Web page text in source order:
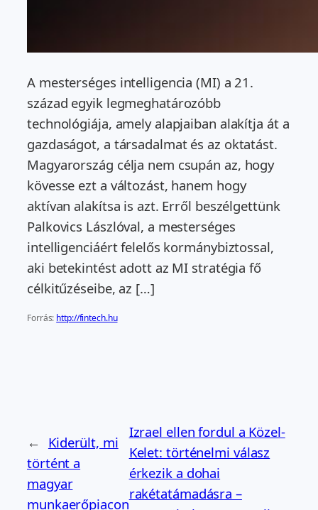
A mesterséges intelligencia (MI) a 21.
század egyik legmeghatározóbb
technológiája, amely alapjaiban alakítja át a
gazdaságot, a társadalmat és az oktatást.
Magyarország célja nem csupán az, hogy
kövesse ezt a változást, hanem hogy
aktívan alakítsa is azt. Erről beszélgettünk
Palkovics Lászlóval, a mesterséges
intelligenciáért felelős kormánybiztossal,
aki betekintést adott az MI stratégia fő
célkitűzéseibe, az […]
Forrás: http://fintech.hu
← Kiderült, mi
történt a
magyar
munkaerőpiacon
Izrael ellen fordul a Közel-
Kelet: történelmi válasz
érkezik a dohai
rakétatámadásra –